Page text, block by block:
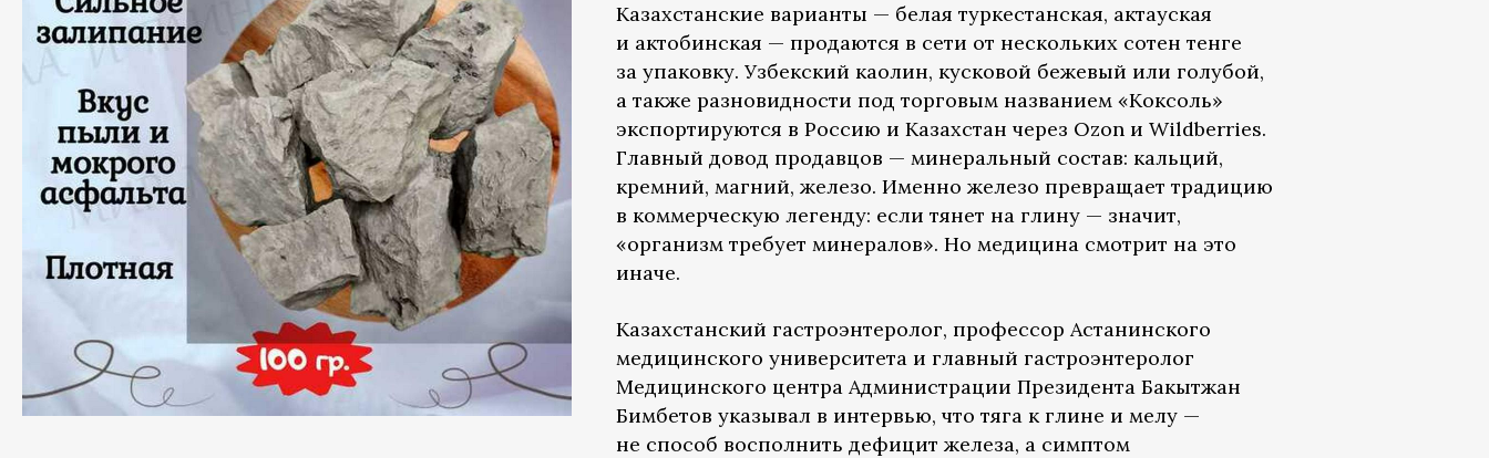
Казахстанские варианты — белая туркестанская, актауская
и актобинская — продаются в сети от нескольких сотен тенге
за упаковку. Узбекский каолин, кусковой бежевый или голубой,
а также разновидности под торговым названием «Коксоль»
экспортируются в Россию и Казахстан через Ozon и Wildberries.
Главный довод продавцов — минеральный состав: кальций,
кремний, магний, железо. Именно железо превращает традицию
в коммерческую легенду: если тянет на глину — значит,
«организм требует минералов». Но медицина смотрит на это
иначе.
Казахстанский гастроэнтеролог, профессор Астанинского
медицинского университета и главный гастроэнтеролог
Медицинского центра Администрации Президента Бакытжан
Бимбетов указывал в интервью, что тяга к глине и мелу —
не способ восполнить дефицит железа, а симптом